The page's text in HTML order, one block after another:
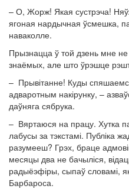
– О, Жорж! Якая сустрэча!
ягоная нардычная ўсмешка,
наваколле.
Прызнацца ў той дзень мне не
знаёмых, але што ўрэшце
– Прывітанне! Куды
адваротным накірунку, ­–
даўняга сябрука.
– Вяртаюся на працу. Хутка
лабусы за тэкстамі. Публіка
разумееш? Грэх, браце
месяцы два не бачыліся,
радыёэфіры, сыпаў словамі,
Барбароса.